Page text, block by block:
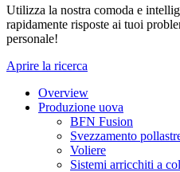
Utilizza la nostra comoda e
rapidamente risposte ai tuoi
personale!
Aprire la ricerca
Overview
Produzione uova
BFN Fusion
Svezzamento
Voliere
Sistemi arricchiti a